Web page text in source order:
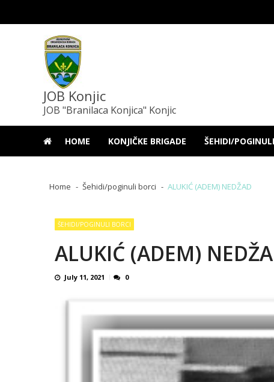
JOB Konjic
JOB "Branilaca Konjica" Konjic
HOME KONJIČKE BRIGADE ŠEHIDI/
Home Šehidi/poginuli borci ALUKIĆ (ADEM) NEDŽAD
ŠEHIDI/POGINULI BORCI
ALUKIĆ (ADEM)
July 11, 2021 0